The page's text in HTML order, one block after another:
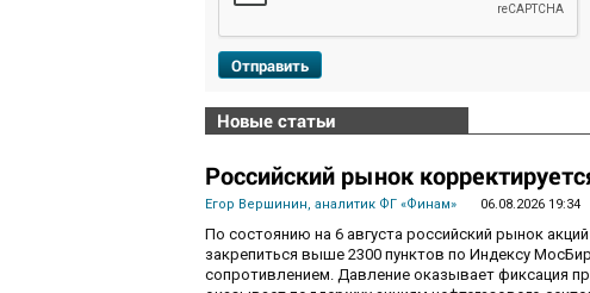
Отправить
Новые статьи
Российский рынок
Егор Вершинин, аналитик ФГ «Финам» 06.08.2026 19:34
По состоянию на 6 августа российский рынок
закрепиться выше 2300 пунктов по Индексу
сопротивлением. Давление оказывает фиксация